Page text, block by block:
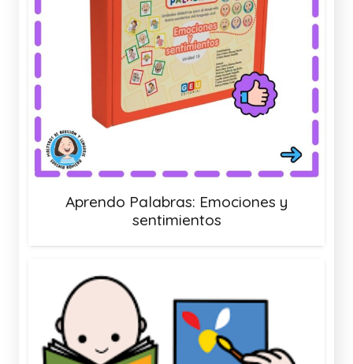
Aprendo Palabras: Emociones y
sentimientos